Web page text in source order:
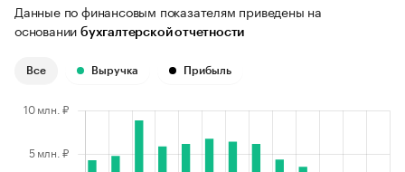
Данные по финансовым показателям приведены на
основании бухгалтерской отчетности
Все Выручка Прибыль